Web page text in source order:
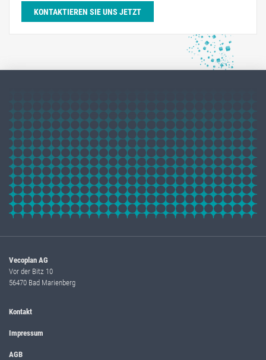
KONTAKTIEREN SIE UNS JETZT
Vecoplan AG
Vor der Bitz 10
56470 Bad Marienberg
Kontakt
Impressum
AGB